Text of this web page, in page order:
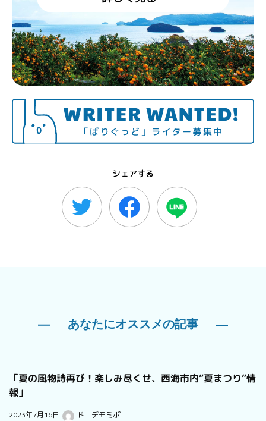
シェアする
あなたにオススメの記事
「夏の風物詩再び！楽しみ尽くせ、西海市内”夏まつり”情
報」
2023年7月16日 ドコデモミポ